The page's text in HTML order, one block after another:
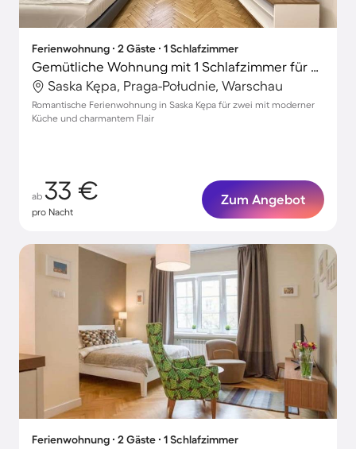
Ferienwohnung ∙ 2 Gäste ∙ 1 Schlafzimmer
Gemütliche Wohnung mit 1 Schlafzimmer für 2 Personen
Saska Kępa, Praga-Południe, Warschau
Romantische Ferienwohnung in Saska Kępa für zwei mit moderner
Küche und charmantem Flair
ab 33 €
pro Nacht
Zum Angebot
Ferienwohnung ∙ 2 Gäste ∙ 1 Schlafzimmer